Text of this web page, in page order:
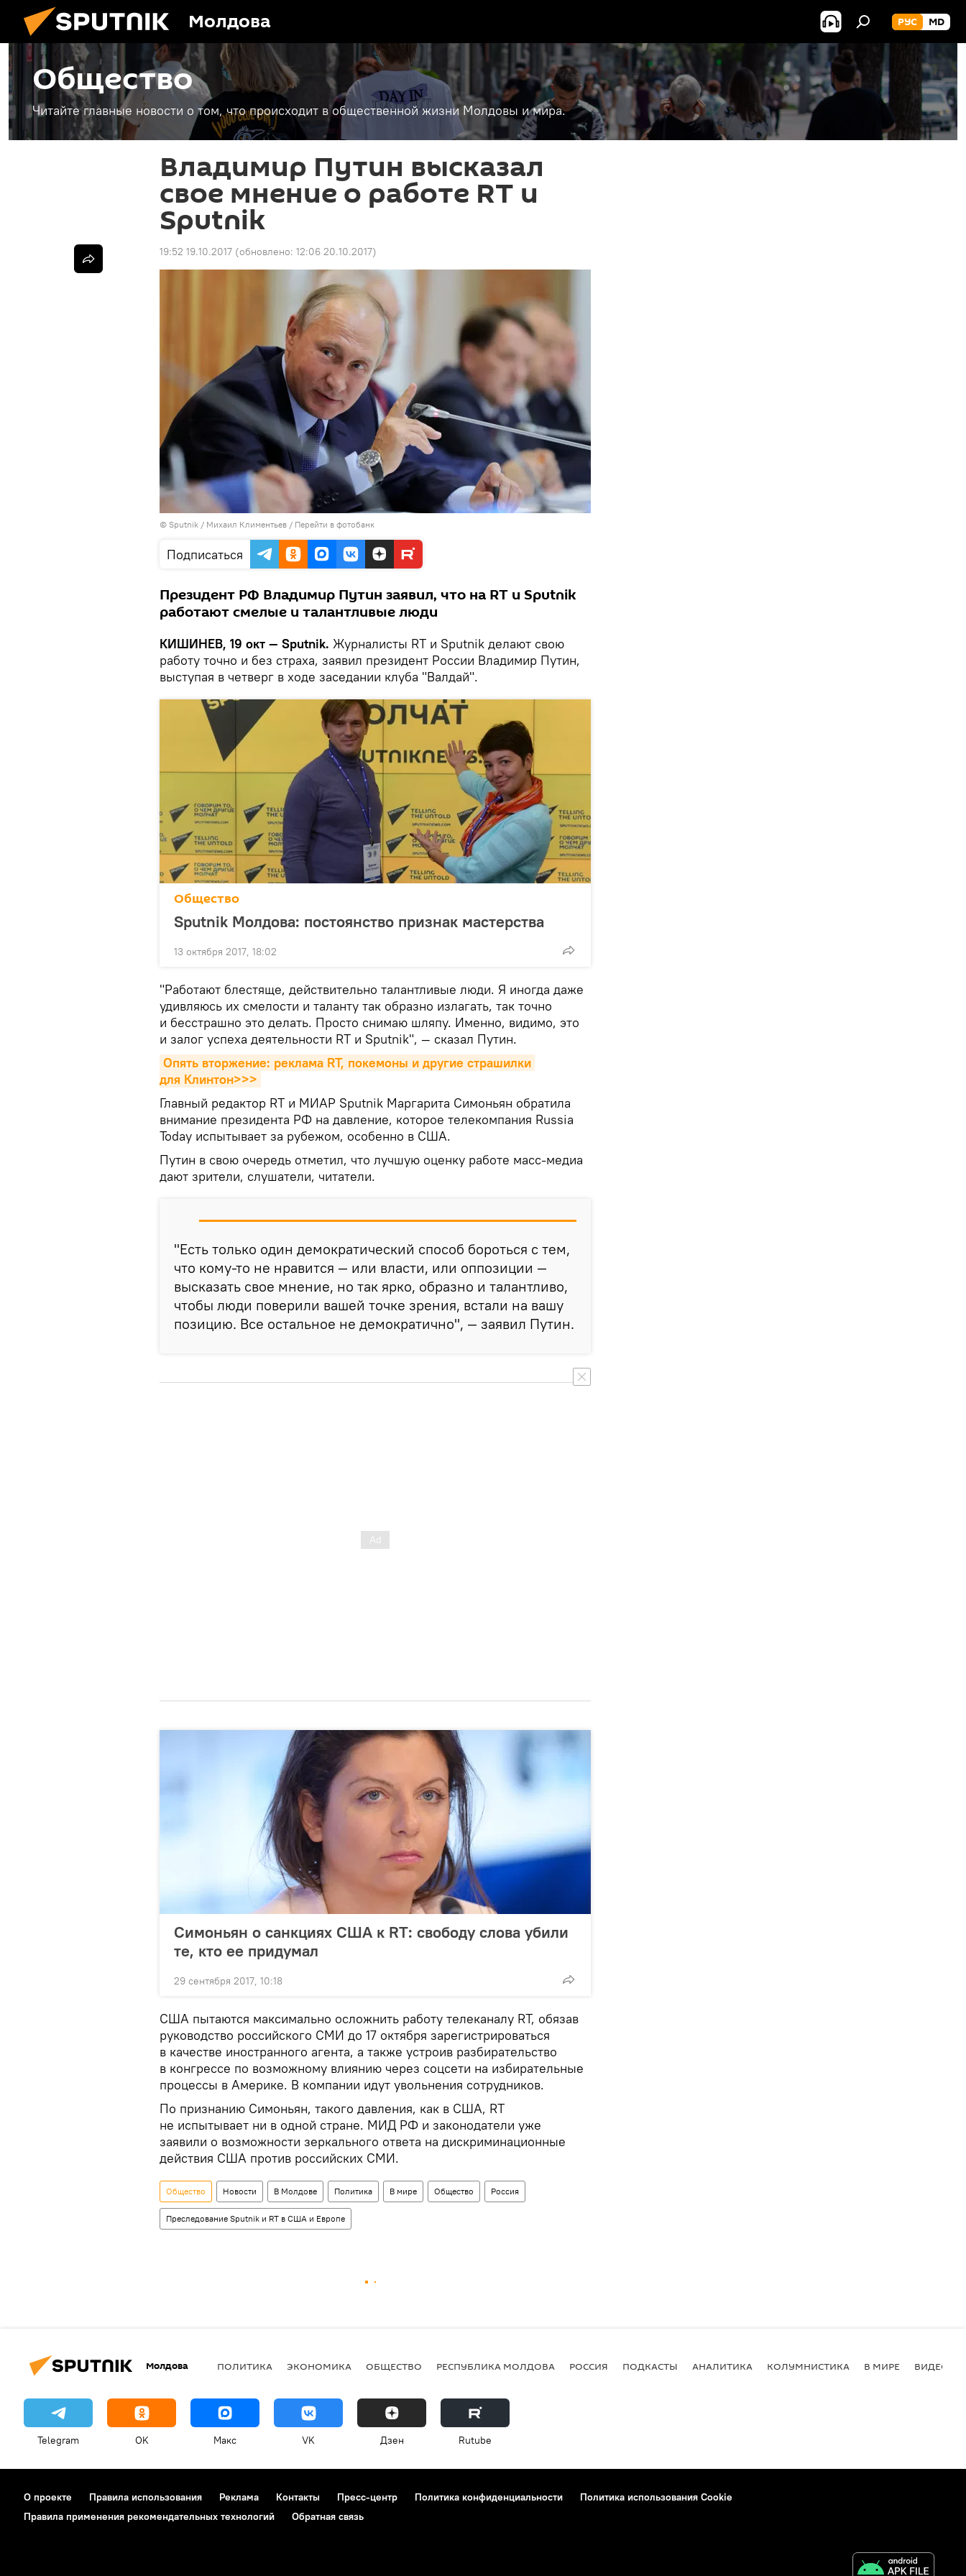
Молдова РУС MD
Общество
Читайте главные новости о том, что происходит в общественной жизни Молдовы и мира.
Владимир Путин высказал
свое мнение о работе RT и
Sputnik
19:52 19.10.2017 (обновлено: 12:06 20.10.2017)
© Sputnik / Михаил Климентьев / Перейти в фотобанк
Подписаться
Президент РФ Владимир Путин заявил, что на RT и Sputnik
работают смелые и талантливые люди
КИШИНЕВ, 19 окт — Sputnik. Журналисты RT и Sputnik делают свою
работу точно и без страха, заявил президент России Владимир Путин,
выступая в четверг в ходе заседании клуба "Валдай".
Общество
Sputnik Молдова: постоянство признак мастерства
13 октября 2017, 18:02
"Работают блестяще, действительно талантливые люди. Я иногда даже
удивляюсь их смелости и таланту так образно излагать, так точно
и бесстрашно это делать. Просто снимаю шляпу. Именно, видимо, это
и залог успеха деятельности RT и Sputnik", — сказал Путин.
Опять вторжение: реклама RT, покемоны и другие страшилки
для Клинтон>>>
Главный редактор RT и МИАР Sputnik Маргарита Симоньян обратила
внимание президента РФ на давление, которое телекомпания Russia
Today испытывает за рубежом, особенно в США.
Путин в свою очередь отметил, что лучшую оценку работе масс-медиа
дают зрители, слушатели, читатели.
"Есть только один демократический способ бороться с тем,
что кому-то не нравится — или власти, или оппозиции —
высказать свое мнение, но так ярко, образно и талантливо,
чтобы люди поверили вашей точке зрения, встали на вашу
позицию. Все остальное не демократично", — заявил Путин.
Симоньян о санкциях США к RT: свободу слова убили
те, кто ее придумал
29 сентября 2017, 10:18
США пытаются максимально осложнить работу телеканалу RT, обязав
руководство российского СМИ до 17 октября зарегистрироваться
в качестве иностранного агента, а также устроив разбирательство
в конгрессе по возможному влиянию через соцсети на избирательные
процессы в Америке. В компании идут увольнения сотрудников.
По признанию Симоньян, такого давления, как в США, RT
не испытывает ни в одной стране. МИД РФ и законодатели уже
заявили о возможности зеркального ответа на дискриминационные
действия США против российских СМИ.
Общество Новости В Молдове Политика В мире Общество Россия
Преследование Sputnik и RT в США и Европе
Молдова ПОЛИТИКА ЭКОНОМИКА ОБЩЕСТВО РЕСПУБЛИКА МОЛДОВА РОССИЯ ПОДКАСТЫ АНАЛИТИКА КОЛУМНИСТИКА В МИРЕ ВИДЕО
Telegram OK Макс VK Дзен Rutube
О проекте Правила использования Реклама Контакты Пресс-центр Политика конфиденциальности
Политика использования Cookie
Правила применения рекомендательных технологий
Обратная связь